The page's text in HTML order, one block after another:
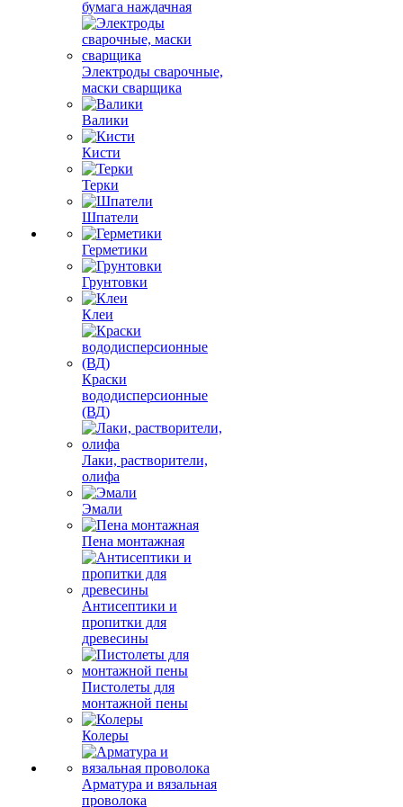
бумага наждачная
Электроды сварочные,
маски сварщика
Валики
Кисти
Терки
Шпатели
Герметики
Грунтовки
Клеи
Краски
вододисперсионные
(ВД)
Лаки, растворители,
олифа
Эмали
Пена монтажная
Антисептики и
пропитки для
древесины
Пистолеты для
монтажной пены
Колеры
Арматура и вязальная
проволока